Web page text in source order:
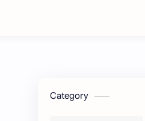
Category